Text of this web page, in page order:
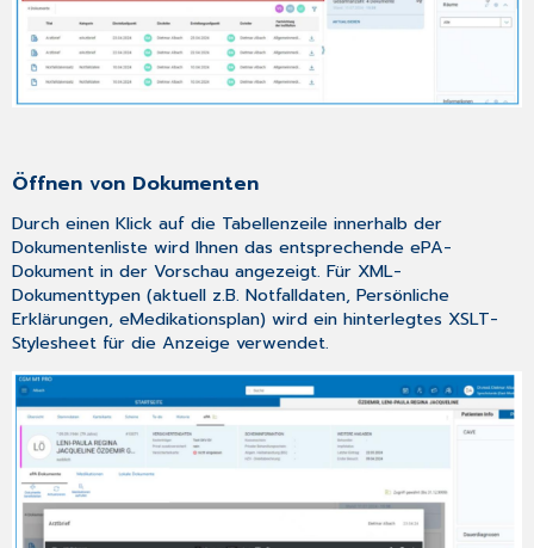
Öffnen von Dokumenten
Durch einen Klick auf die Tabellenzeile innerhalb der
Dokumentenliste wird Ihnen das entsprechende ePA-
Dokument in der Vorschau angezeigt. Für XML-
Dokumenttypen (aktuell z.B. Notfalldaten, Persönliche
Erklärungen, eMedikationsplan) wird ein hinterlegtes XSLT-
Stylesheet für die Anzeige verwendet.